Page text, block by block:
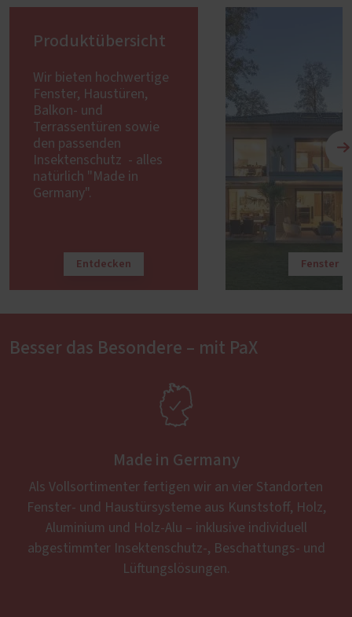
Produktübersicht
Wir bieten hochwertige
Fenster, Haustüren,
Balkon- und
Terrassentüren sowie
den passenden
Insektenschutz - alles
natürlich "Made in
Germany".
Entdecken Fenster
Besser das Besondere – mit PaX

Made in Germany
Als Vollsortimenter fertigen wir an vier Standorten
Fenster- und Haustürsysteme aus Kunststoff, Holz,
Aluminium und Holz-Alu – inklusive individuell
abgestimmter Insektenschutz-, Beschattungs- und
Lüftungslösungen.